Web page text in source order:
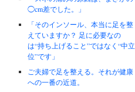
◯cm差でした。」
「そのインソール、本当に足を整
えていますか？ 足に必要なの
は“持ち上げること”ではなく“中立
位”です」
ご夫婦で足を整える。それが健康
への一番の近道。